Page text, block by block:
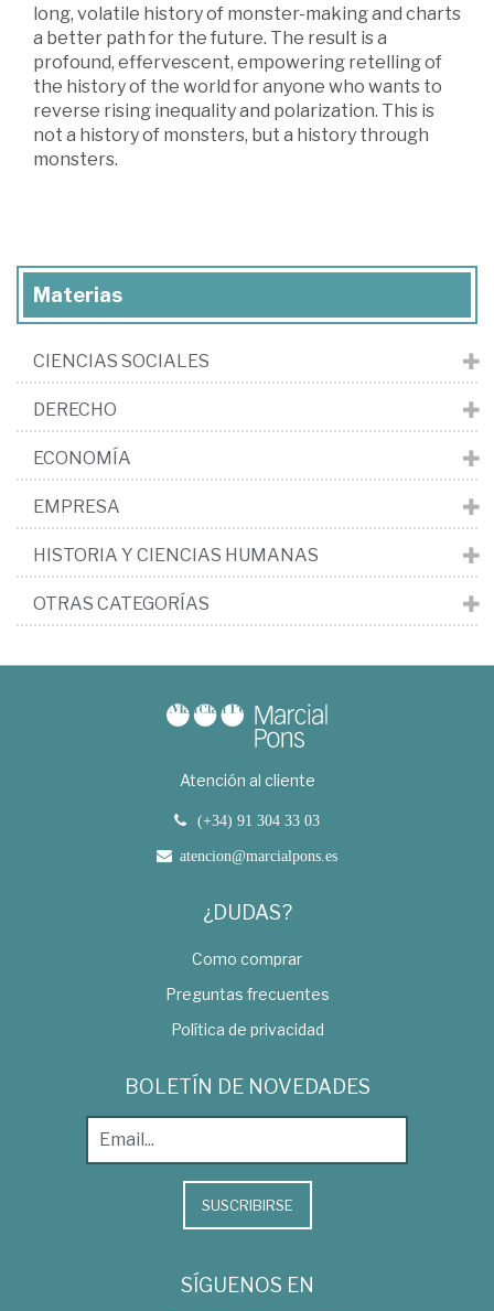
long, volatile history of monster-making and charts
a better path for the future. The result is a
profound, effervescent, empowering retelling of
the history of the world for anyone who wants to
reverse rising inequality and polarization. This is
not a history of monsters, but a history through
monsters.
Materias
CIENCIAS SOCIALES
DERECHO
ECONOMÍA
EMPRESA
HISTORIA Y CIENCIAS HUMANAS
OTRAS CATEGORÍAS
Atención al cliente
(+34) 91 304 33 03
atencion@marcialpons.es
¿DUDAS?
Como comprar
Preguntas frecuentes
Política de privacidad
BOLETÍN DE NOVEDADES
SUSCRIBIRSE
SÍGUENOS EN